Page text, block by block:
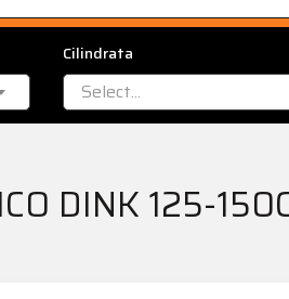
Cilindrata
Select...
DINK 125-